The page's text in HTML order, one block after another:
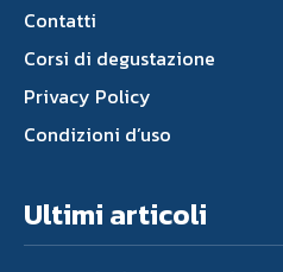
Contatti
Corsi di degustazione
Privacy Policy
Condizioni d’uso
Ultimi articoli